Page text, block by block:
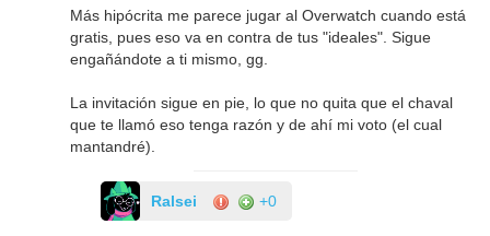
Más hipócrita me parece jugar al Overwatch cuando está
gratis, pues eso va en contra de tus "ideales". Sigue
engañándote a ti mismo, gg.
La invitación sigue en pie, lo que no quita que el chaval
que te llamó eso tenga razón y de ahí mi voto (el cual
mantandré).
Ralsei +0